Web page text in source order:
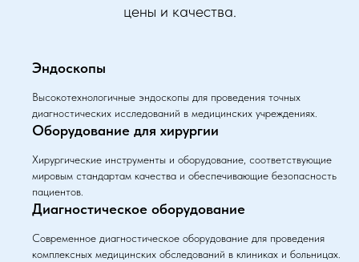
цены и качества.
Эндоскопы
Высокотехнологичные эндоскопы для проведения точных
диагностических исследований в медицинских учреждениях.
Оборудование для хирургии
Хирургические инструменты и оборудование, соответствующие
мировым стандартам качества и обеспечивающие безопасность
пациентов.
Диагностическое оборудование
Современное диагностическое оборудование для проведения
комплексных медицинских обследований в клиниках и больницах.